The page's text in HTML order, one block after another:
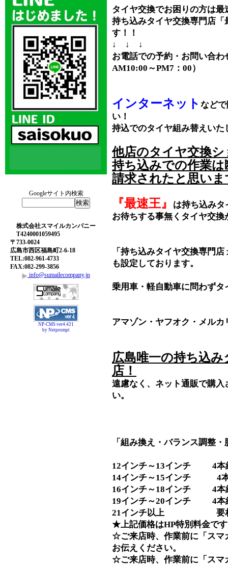
Googleサイト内検索
株式会社スマイルカンパニー
T4240001059495
〒733-0024
広島市西区福島町2-6-18
TEL:082-961-4733
FAX:082-299-3856
info@sumailecompany.jp
NP-CMS ver4.421
by Netprompt
タイヤ交換でお困りの方は
持ち込みタイヤ交換専門店
す！！
↓ ↓ ↓
お電話での予約・お問い合
AM10:00～PM7：00）
インターネット など
い！
持込でのタイヤ組み替えいた
他店のタイヤ交換
持ち込みでの作業
請求されたと思いま
『最速王』
は持ち込み
お待ちする事無くタイヤ交換
「持ち込みタイヤ交換専門
も設定しております。
乗用車・軽自動車に問わずタ
アマゾン・ヤフオク・メル
広島唯一の持ち込
店！
遠慮なく、ネット通販で購
い。
「組み換え・バランス調整・
12インチ～13インチ 4本
14インチ～15インチ 4本
16インチ～18インチ 4本
19インチ～20インチ 4本
21インチ以上 要
★上記価格はHP特別料金で
☆ご来店時、作業前に「スマ
お伝えください。
☆ご来店時、作業前に「スマ